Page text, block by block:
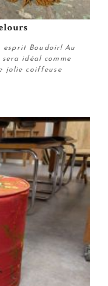
Boudoir! Au
idéal comme
jolie coiffeuse